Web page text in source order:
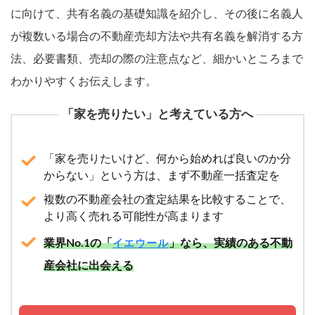
に向けて、共有名義の基礎知識を紹介し、その後に名義人
が複数いる場合の不動産売却方法や共有名義を解消する方
法、必要書類、売却の際の注意点など、細かいところまで
わかりやすくお伝えします。
「家を売りたい」と考えている方へ
「家を売りたいけど、何から始めれば良いのか分
からない」という方は、まず不動産一括査定を
複数の不動産会社の査定結果を比較することで、
より高く売れる可能性が高まります
業界No.1の「イエウール」なら、実績のある不動
産会社に出会える